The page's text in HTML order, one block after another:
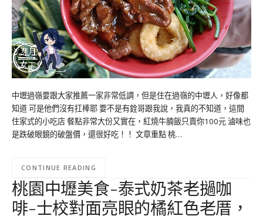
中壢過嶺要跟大家推薦一家非常低調，但是住在過嶺的中壢人，好像都
知道 可是他們沒有扛棒耶 要不是有銓哥跟我說，我真的不知道，這間
住家式的小吃店 餐點非常大份又實在，紅燒牛腩飯只賣你100元 滷味也
是跌破眼鏡的破盤價，還很好吃！！ 文章重點 桃…
CONTINUE READING
桃園中壢美食-泰式奶茶老撾咖
啡-士校對面亮眼的橘紅色老厝，